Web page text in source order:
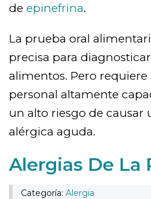
de epinefrina.
La prueba oral
precisa para
alimentos. Pero requiere
personal altamente
un alto riesgo de causar
alérgica aguda.
Alergias De La
Categoría: Alergia